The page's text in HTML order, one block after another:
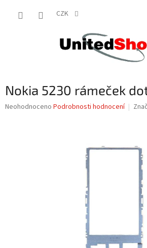
CZK
Nokia 5230 rámeček
Průměrné
Neohodnoceno Podrobnosti hodnocení